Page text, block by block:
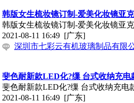
韩版女生梳妆镜订制-爱美化妆镜亚
韩版女生梳妆镜订制-爱美化妆镜亚
2021-08-11 16:49 [广东]
深圳市七彩云有机玻璃制品有限
斐色耐新款LED化?缫 台式收纳充
斐色耐新款LED化?缫 台式收纳充电
2021-08-11 16:49 [广东]